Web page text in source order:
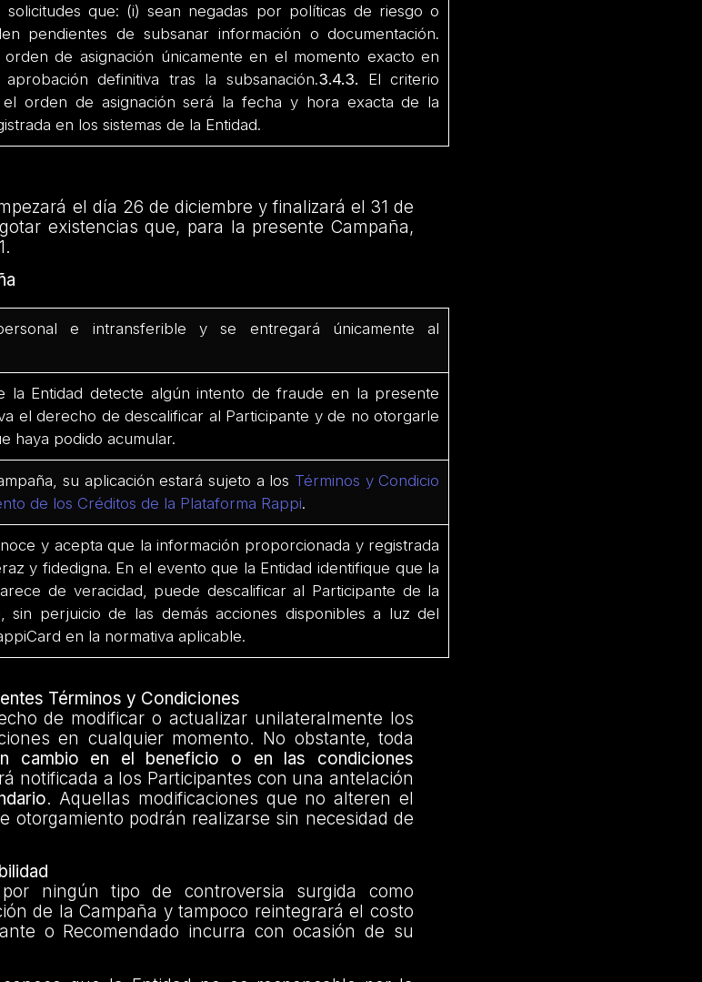
solicitudes que: (i) sean negadas por políticas de riesgo o
pendientes de subsanar información o documentación.
orden de asignación únicamente en el momento exacto en
definitiva tras la subsanación.3.4.3. El criterio
el orden de asignación será la fecha y hora exacta de la
en los sistemas de la Entidad.
el día 26 de diciembre y finalizará el 31 de
existencias que, para la presente Campaña,
e intransferible y se entregará únicamente al
la Entidad detecte algún intento de fraude en la presente
el derecho de descalificar al Participante y de no otorgarle
haya podido acumular.
su aplicación estará sujeto a los Términos y Condicio
de los Créditos de la Plataforma Rappi.
y acepta que la información proporcionada y registrada
y fidedigna. En el evento que la Entidad identifique que la
de veracidad, puede descalificar al Participante de la
sin perjuicio de las demás acciones disponibles a luz del
en la normativa aplicable.
Términos y Condiciones
de modificar o actualizar unilateralmente los
en cualquier momento. No obstante, toda
cambio en el beneficio o en las condiciones
notificada a los Participantes con una antelación
. Aquellas modificaciones que no alteren el
otorgamiento podrán realizarse sin necesidad de
ningún tipo de controversia surgida como
de la Campaña y tampoco reintegrará el costo
o Recomendado incurra con ocasión de su